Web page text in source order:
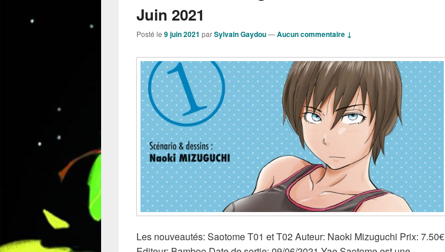
Juin 2021
Posté le 9 juin 2021 parSylvain Gaydou—Aucun commentaire ↓
Les nouveautés: Saotome T01 et T02 Auteur: Naoki Mizuguchi Prix: 7.50€